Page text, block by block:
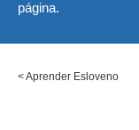
página.
<Aprender Esloveno